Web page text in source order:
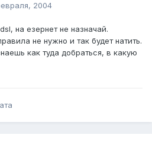
2004
на езернет не назначай.
не нужно и так будет натить.
как туда добраться, в какую